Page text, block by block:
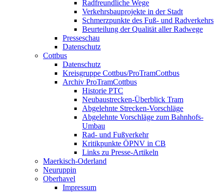
Radfreundliche Wege
Verkehrsbauprojekte in der Stadt
Schmerzpunkte des Fuß- und Radverkehrs
Beurteilung der Qualität aller Radwege
Presseschau
Datenschutz
Cottbus
Datenschutz
Kreisgruppe Cottbus/ProTramCottbus
Archiv ProTramCottbus
Historie PTC
Neubaustrecken-Überblick Tram
Abgelehnte Strecken-Vorschläge
Abgelehnte Vorschläge zum Bahnhofs-
Umbau
Rad- und Fußverkehr
Kritikpunkte ÖPNV in CB
Links zu Presse-Artikeln
Maerkisch-Oderland
Neuruppin
Oberhavel
Impressum